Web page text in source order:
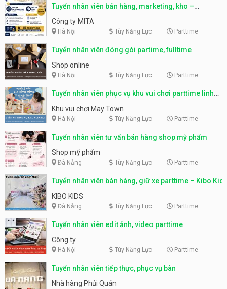
Tuyển nhân viên bán hàng, marketing, kho –
parttime, fulltime
Công ty MITA
Hà Nội Tùy Năng Lực Parttime
Tuyển nhân viên đóng gói partime, fulltime
Shop online
Hà Nội Tùy Năng Lực Parttime
Tuyển nhân viên phục vụ khu vui chơi parttime linh
động
Khu vui chơi May Town
Hà Nội Tùy Năng Lực Parttime
Tuyển nhân viên tư vấn bán hàng shop mỹ phẩm
Shop mỹ phẩm
Đà Nẵng Tùy Năng Lực Parttime
Tuyển nhân viên bán hàng, giữ xe parttime – Kibo Kid
KIBO KIDS
Đà Nẵng Tùy Năng Lực Parttime
Tuyển nhân viên edit ảnh, video parttime
Công ty
Hà Nội Tùy Năng Lực Parttime
Tuyển nhân viên tiếp thực, phục vụ bàn
Nhà hàng Phủi Quán